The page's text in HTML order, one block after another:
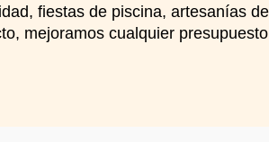
fiestas de piscina, artesanías
mejoramos cualquier